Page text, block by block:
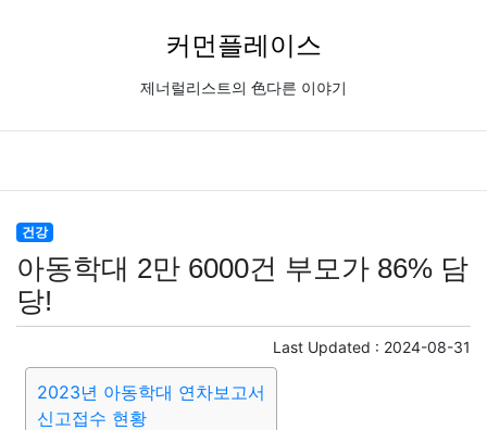
커먼플레이스
제너럴리스트의 色다른 이야기
건강
아동학대 2만 6000건 부모가 86% 담
당!
Last Updated : 2024-08-31
2023년 아동학대 연차보고서
신고접수 현황